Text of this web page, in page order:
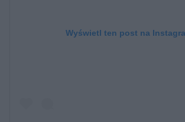
Wyświetl ten post na